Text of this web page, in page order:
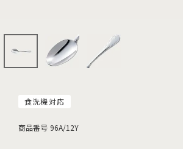
食洗機対応
商品番号 96A/12Y